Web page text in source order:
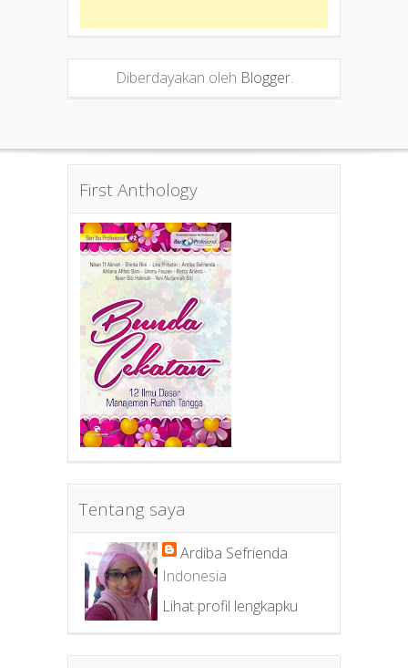
Diberdayakan oleh Blogger.
First Anthology
Tentang saya
Ardiba Sefrienda
Indonesia
Lihat profil lengkapku